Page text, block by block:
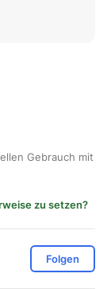
Gebrauch mit
zu setzen?
Folgen